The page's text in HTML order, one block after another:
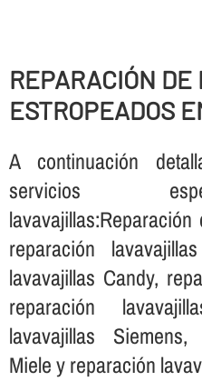
REPARACIÓN
ESTROPEADOS
A continuación
servicios
reparación
lavavajillas Candy,
reparación
lavavajillas
Miele y reparación